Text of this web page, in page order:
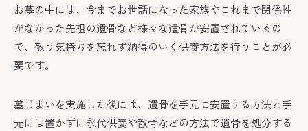
お墓の中には、今までお世話になった家族やこれまで関係性
がなかった先祖の遺骨など様々な遺骨が安置されているの
で、敬う気持ちを忘れず納得のいく供養方法を行うことが必
要です。
墓じまいを実施した後には、遺骨を手元に安置する方法と手
元には置かずに永代供養や散骨などの方法で遺骨を処分する